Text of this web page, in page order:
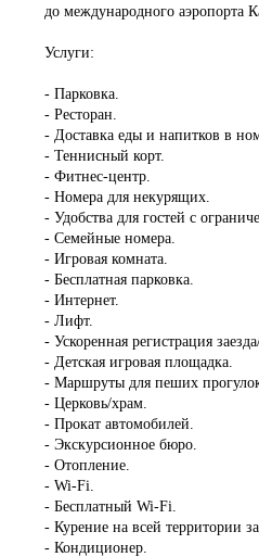
до международного аэропорта
Услуги:
- Парковка.
- Ресторан.
- Доставка еды и напитков в
- Теннисный корт.
- Фитнес-центр.
- Номера для некурящих.
- Удобства для гостей с
- Семейные номера.
- Игровая комната.
- Бесплатная парковка.
- Интернет.
- Лифт.
- Ускоренная регистрация
- Детская игровая площадка.
- Маршруты для пеших
- Церковь/храм.
- Прокат автомобилей.
- Экскурсионное бюро.
- Отопление.
- Wi-Fi.
- Бесплатный Wi-Fi.
- Курение на всей территории
- Кондиционер.